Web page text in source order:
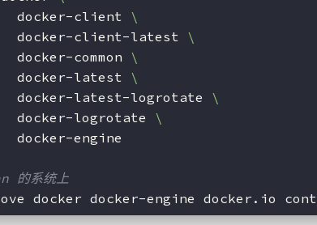
docker-client
\
docker-client-latest
\
docker-common
\
docker-latest
\
docker-latest-logrotate
\
docker-logrotate
\
docker-engine
的系统上
docker docker-engine docker.io